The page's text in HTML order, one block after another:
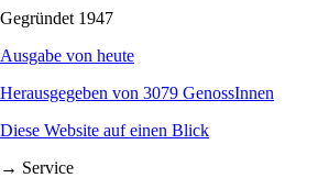
Gegründet 1947
Ausgabe von heute
Herausgegeben von 3079 GenossInnen
Diese Website auf einen Blick
→ Service